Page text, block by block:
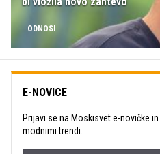
ODNOSI
E-NOVICE
Prijavi se na Moskisvet e-novičke
modnimi trendi.